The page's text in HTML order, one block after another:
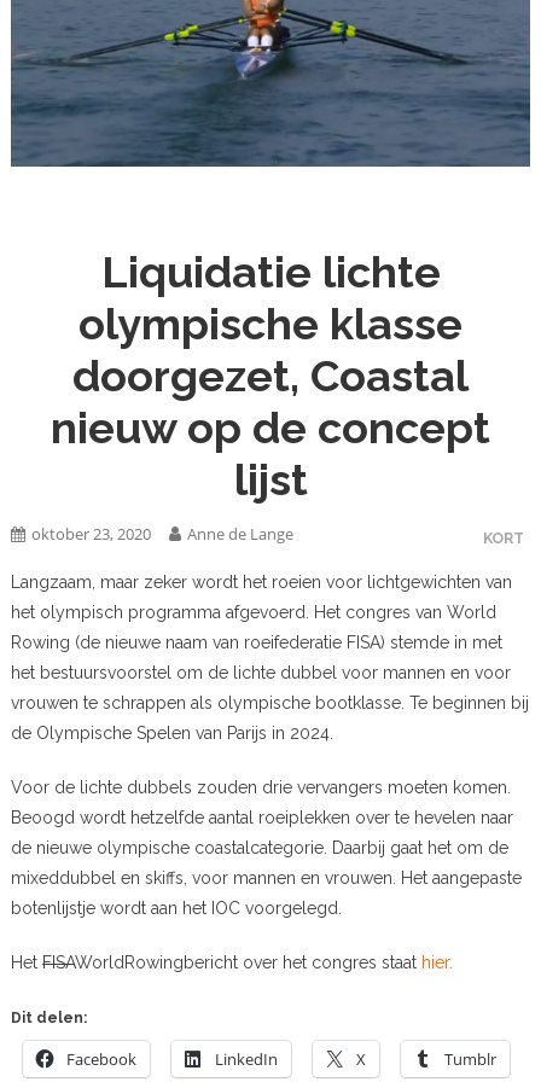
Liquidatie lichte
olympische klasse
doorgezet, Coastal
nieuw op de concept
lijst
KORT
oktober 23, 2020 Anne de Lange
Langzaam, maar zeker wordt het roeien voor lichtgewichten van
het olympisch programma afgevoerd. Het congres van World
Rowing (de nieuwe naam van roeifederatie FISA) stemde in met
het bestuursvoorstel om de lichte dubbel voor mannen en voor
vrouwen te schrappen als olympische bootklasse. Te beginnen bij
de Olympische Spelen van Parijs in 2024.
Voor de lichte dubbels zouden drie vervangers moeten komen.
Beoogd wordt hetzelfde aantal roeiplekken over te hevelen naar
de nieuwe olympische coastalcategorie. Daarbij gaat het om de
mixeddubbel en skiffs, voor mannen en vrouwen. Het aangepaste
botenlijstje wordt aan het IOC voorgelegd.
Het FISAWorldRowingbericht over het congres staat hier.
Dit delen:
Facebook LinkedIn X Tumblr